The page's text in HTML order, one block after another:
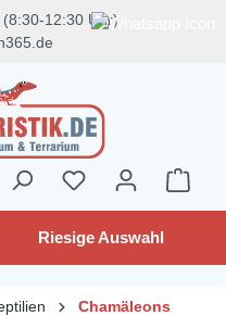
(8:30-12:30 Uhr)
Riesige Auswahl
Chamäleons